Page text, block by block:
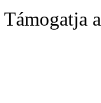
Támogatja a